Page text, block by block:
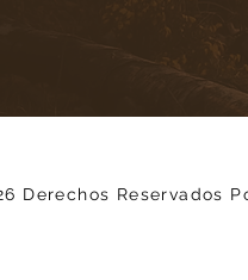
Derechos Reservados